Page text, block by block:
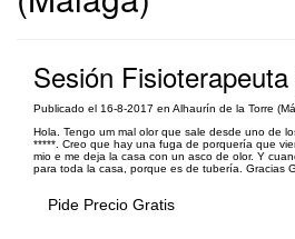
Sesión
Publicado el 16-8-2017 en Alhaurín de la Torre
Hola. Tengo um mal olor que sale desde uno de
*****. Creo que hay una fuga de porquería que
mio e me deja la casa con un asco de olor. Y
para toda la casa, porque es de tubería. Gracias
Pide Precio Gratis